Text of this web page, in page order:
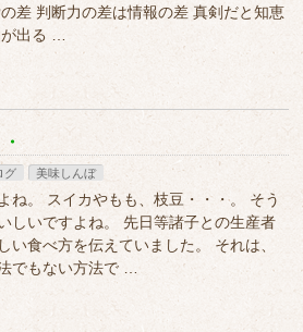
差 判断力の差は情報の差 真剣だと知恵
出る …
グ 美味しんぼ
ね。 スイカやもも、枝豆・・・。 そう
しいですよね。 先日等諸子との生産者
い食べ方を伝えていました。 それは、
でもない方法で …